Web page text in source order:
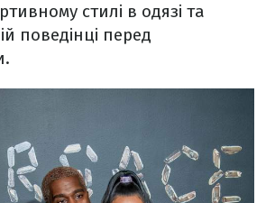
стилі в одязі та
поведінці перед